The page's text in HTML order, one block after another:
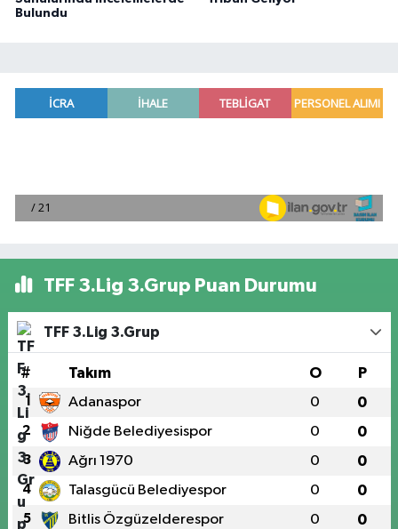
Bulundu
TFF 3.Lig 3.Grup Puan Durumu
TFF 3.Lig 3.Grup
# Takım O P
1 Adanaspor 0 0
2 Niğde Belediyesispor 0 0
3 Ağrı 1970 0 0
4 Talasgücü Belediyespor 0 0
5 Bitlis Özgüzelderespor 0 0